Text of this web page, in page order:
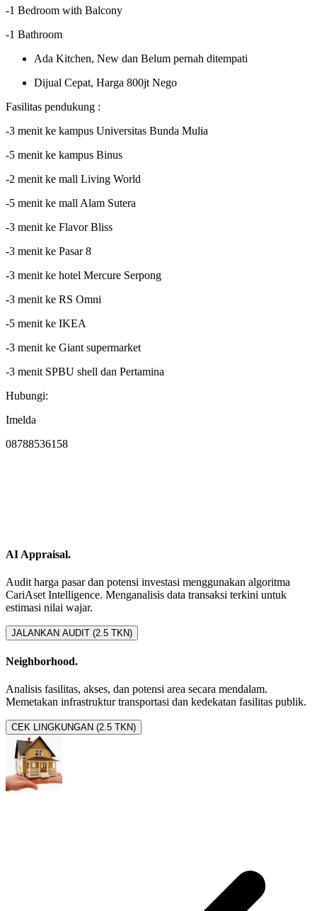
-1 Bedroom with Balcony
-1 Bathroom
Ada Kitchen, New dan Belum pernah ditempati
Dijual Cepat, Harga 800jt Nego
Fasilitas pendukung :
-3 menit ke kampus Universitas Bunda Mulia
-5 menit ke kampus Binus
-2 menit ke mall Living World
-5 menit ke mall Alam Sutera
-3 menit ke Flavor Bliss
-3 menit ke Pasar 8
-3 menit ke hotel Mercure Serpong
-3 menit ke RS Omni
-5 menit ke IKEA
-3 menit ke Giant supermarket
-3 menit SPBU shell dan Pertamina
Hubungi:
Imelda
08788536158
AI Appraisal.
Audit harga pasar dan potensi investasi menggunakan algoritma
CariAset Intelligence. Menganalisis data transaksi terkini untuk
estimasi nilai wajar.
JALANKAN AUDIT (2.5 TKN)
Neighborhood.
Analisis fasilitas, akses, dan potensi area secara mendalam.
Memetakan infrastruktur transportasi dan kedekatan fasilitas publik.
CEK LINGKUNGAN (2.5 TKN)